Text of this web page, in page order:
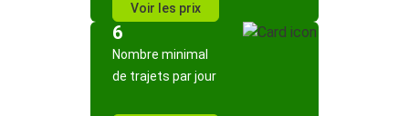
Voir les prix
6
Nombre minimal
de trajets par jour